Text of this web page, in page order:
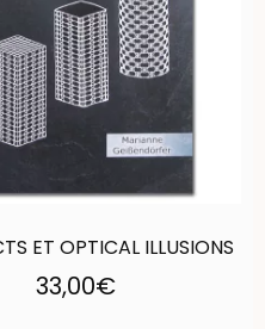
ET OPTICAL ILLUSIONS
33,00€